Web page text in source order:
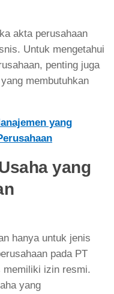
akta perusahaan
Untuk mengetahui
penting juga
membutuhkan
yang
yang
hanya untuk jenis
pada PT
memiliki izin resmi.
yang